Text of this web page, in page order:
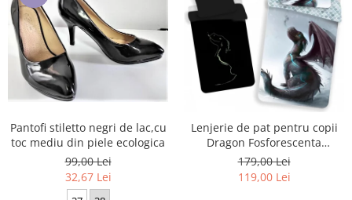
Pantofi stiletto negri de lac,cu
toc mediu din piele ecologica
99,00 Lei
32,67 Lei
Lenjerie de pat pentru copii
Dragon Fosforescenta
140×200cm, 70×90 cm
179,00 Lei
119,00 Lei